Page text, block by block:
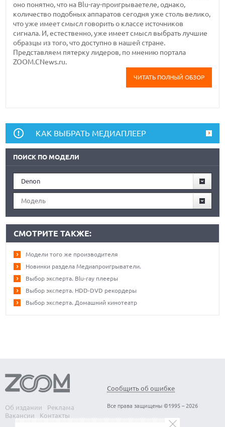
оно понятно, что на Blu-ray-проигрываетеле, однако,
количество подобных аппаратов сегодня уже столь велико,
что уже имеет смысл говорить о классе источников
сигнала. И, естественно, уже имеет смысл выбрать лучшие
образцы из того, что доступно в нашей стране.
Представляем пятерку лидеров, по мнению портала
ZOOM.CNews.ru.
ЧИТАТЬ ПОЛНЫЙ ОБЗОР
КАК ВЫБРАТЬ МЕДИАПЛЕЕР
ПОИСК ПО МОДЕЛИ
Denon
Модель
СМОТРИТЕ ТАКЖЕ:
Модели того же производителя
Новинки раздела Медиапроигрыватели.
Выбор эксперта. Blu-ray плееры
Выбор эксперта. HDD-DVD рекордеры
Выбор эксперта. Домашний кинотеатр
Об издании
Реклама
Вакансии
Контакты
Сообщить об ошибке
Все права защищены ©1995 – 2026